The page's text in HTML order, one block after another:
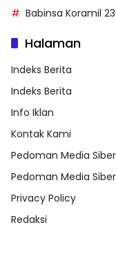
Babinsa Koramil
Halaman
Indeks Berita
Indeks Berita
Info Iklan
Kontak Kami
Pedoman Media Siber
Pedoman Media Siber
Privacy Policy
Redaksi